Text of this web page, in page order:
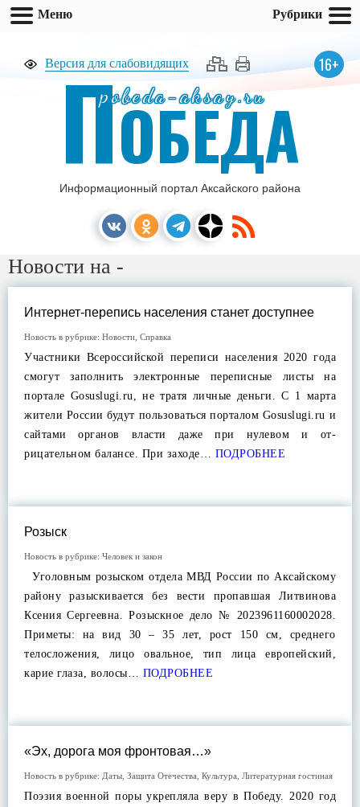
Версия для слабовидящих 16+
pobeda-aksay.ru
ПОБЕДА
Информационный портал Аксайского района
Новости на -
Интернет-перепись населения станет доступнее
Новость в рубрике: Новости Справка
Участники Всероссийской переписи населения 2020 года
смогут заполнить электронные переписные листы на
портале Gosuslugi.ru, не тратя личные деньги. С 1 марта
жители России будут пользоваться порталом Gosuslugi.ru и
сайтами органов власти даже при нулевом и от-
рицательном балансе. При заходе… ПОДРОБНЕЕ
Розыск
Новость в рубрике: Человек и закон
Уголовным розыском отдела МВД России по Аксайскому
району разыскивается без вести пропавшая Литвинова
Ксения Сергеевна. Розыскное дело № 2023961160002028.
Приметы: на вид 30 – 35 лет, рост 150 см, среднего
телосложения, лицо овальное, тип лица европейский,
карие глаза, волосы… ПОДРОБНЕЕ
«Эх, дорога моя фронтовая…»
Новость в рубрике: Даты Защита Отечества Культура Литературная гостиная
Поэзия военной поры укрепляла веру в Победу. 2020 год
Меню Рубрики